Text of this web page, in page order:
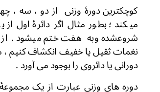
کوچکترین دورۀ وزنی از دو ، سه ،
میکند ؛ بطور مثال اگر دائرۀ اول
شروعشده وبه هفت ختم میشود . از
نغمات ثقیل یا خفیف انکشاف کنیم ،
دورانی یا
دوره های وزنی عبارت از یک